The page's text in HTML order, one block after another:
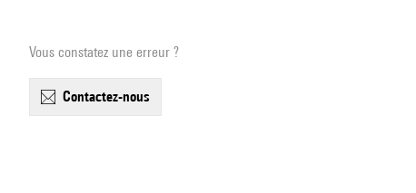
Vous constatez une erreur ?
contactez-nous